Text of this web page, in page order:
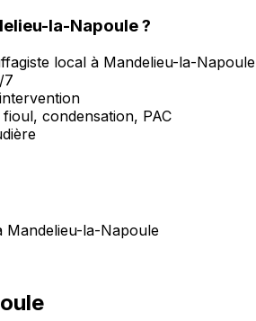
la-Napoule ?
local à Mandelieu-la-Napoule
7
condensation, PAC
la-Napoule